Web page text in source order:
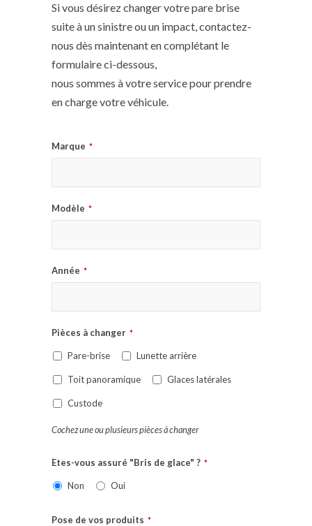
Si vous désirez changer votre pare brise
suite à un sinistre ou un impact, contactez-
nous dès maintenant en complétant le
formulaire ci-dessous,
nous sommes à votre service pour prendre
en charge votre véhicule.
Marque *
Modèle *
Année *
Pièces à changer *
Pare-brise Lunette arrière
Toit panoramique Glaces latérales
Custode
Cochez une ou plusieurs pièces à changer
Etes-vous assuré "Bris de glace" ? *
Non Oui
Pose de vos produits *